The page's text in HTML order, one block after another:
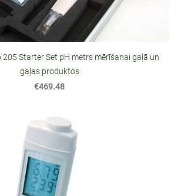
205 Starter Set pH metrs mērīšanai gaļā un
gaļas produktos
€469.48